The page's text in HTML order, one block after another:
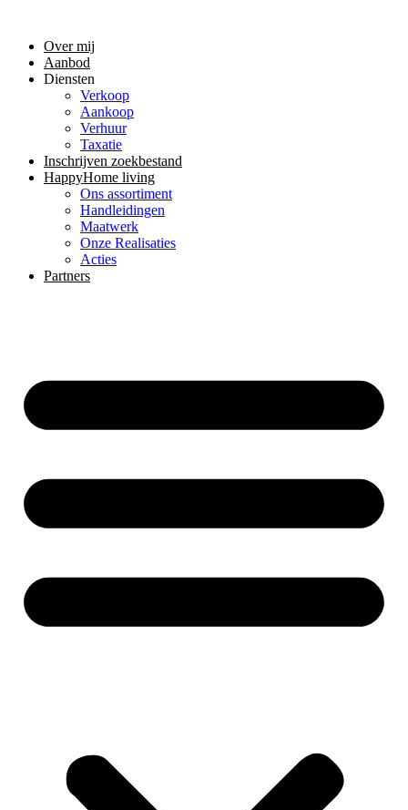
inhoud
Over mij
Aanbod
Diensten
Verkoop
Aankoop
Verhuur
Taxatie
Inschrijven zoekbestand
HappyHome living
Ons assortiment
Handleidingen
Maatwerk
Onze Realisaties
Acties
Partners